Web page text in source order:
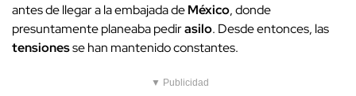
antes de llegar a la embajada deMéxico, donde
presuntamente planeaba pedirasilo. Desde entonces, las
tensionesse han mantenido constantes.
▼ Publicidad